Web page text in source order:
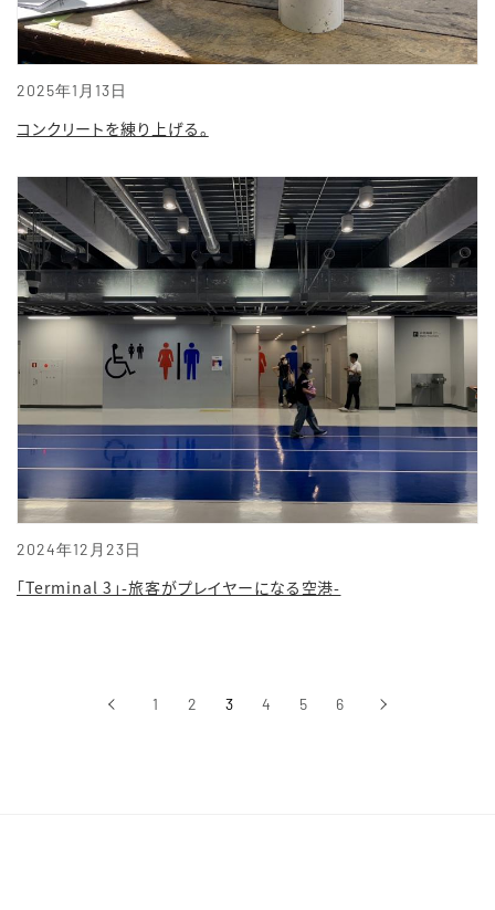
2025年1月13日
コンクリートを練り上げる。
2024年12月23日
「Terminal 3」-旅客がプレイヤーになる空港-
‹前へ 1 2 3 4 5 6 ›次へ